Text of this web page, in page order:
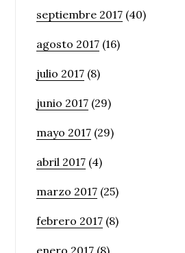
septiembre 2017 (40)
agosto 2017 (16)
julio 2017 (8)
junio 2017 (29)
mayo 2017 (29)
abril 2017 (4)
marzo 2017 (25)
febrero 2017 (8)
enero 2017 (8)